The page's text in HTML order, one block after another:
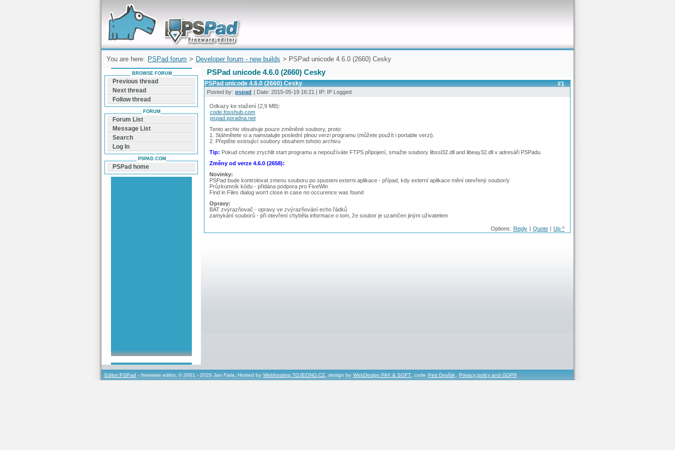
Forum can help you solve problems and quickly
find a solution with PSPad for Microsoft
Windows
You are here: PSPad forum > Developer forum - new builds > PSPad unicode 4.6.0 (2660) Cesky
PSPad unicode 4.6.0 (2660) Cesky
#1
PSPad unicode 4.6.0 (2660) Cesky
Posted by: pspad | Date: 2015-05-19 16:21 | IP: IP Logged
Odkazy ke stažení (2,9 MB):
code.fosshub.com
pspad.poradna.net
Tento archiv obsahuje pouze změněné soubory, proto:
1. Stáhnětete si a nainstalujte poslední plnou verzi programu (můžete použít i portable verzi).
2. Přepište existující soubory obsahem tohoto archivu
Tip: Pokud chcete zrychlit start programu a nepoužíváte FTPS připojení, smažte soubory libssl32.dll and libeay32.dll v adresáři PSPadu.
Změny od verze 4.6.0 (2658):
Novinky:
PSPad bude kontrolovat zmenu souboru po spusteni externi aplikace - případ, kdy externí aplikace mění otevřený soubor/y
Průzkumník kódu - přidána podpora pro FiveWin
Find in Files dialog won't close in case no occurence was found
Opravy:
BAT zvýrazňovač - opravy ve zvýrazňování echo řádků
zamykání souborů - při otevření chyběla informace o tom, že soubor je uzamčen jiným uživatelem
Options: Reply | Quote | Up ^
BROWSE FORUM
Previous thread
Next thread
Follow thread
FORUM
Forum List
Message List
Search
Log In
PSPAD.COM
PSPad home
Editor PSPad - freeware editor, © 2001 - 2026 Jan Fiala, Hosted by Webhosting TOJEONO.CZ, design by WebDesign PAY & SOFT, code Petr Dvořák, Privacy policy and GDPR